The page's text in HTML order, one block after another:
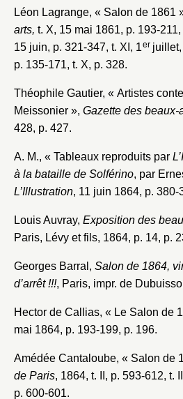
Léon Lagrange, « Salon de 1861
arts, t. X, 15 mai 1861, p. 193-211,
15 juin, p. 321-347, t. XI, 1erjuillet,
p. 135-171, t. X, p. 328.
Théophile Gautier, « Artistes
Meissonier », Gazette des beaux-
428, p. 427.
A. M., « Tableaux reproduits par
à la bataille de Solférino, par
L’Illustration, 11 juin 1864, p. 380-
Louis Auvray, Exposition des
Paris, Lévy et fils, 1864, p. 14, p.
Georges Barral, Salon de 1864,
d’arrêt !!!, Paris, impr. de
Hector de Callias, « Le Salon de
mai 1864, p. 193-199, p. 196.
Amédée Cantaloube, « Salon de
de Paris, 1864, t. II, p. 593-612, t.
p. 600-601.